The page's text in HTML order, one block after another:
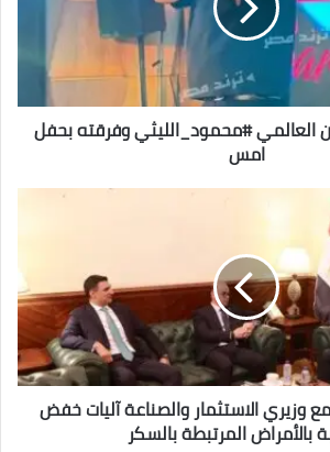
130 مليون العالمي #محمود_الليثي وفرقته بحفل
امس
وزيري الاستثمار والصناعة آليات خفض
بالأمراض المرتبطة بالسكر